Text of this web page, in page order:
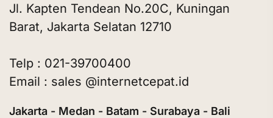
Jl. Kapten Tendean No.20C, Kuningan
Barat, Jakarta Selatan 12710
Telp : 021-39700400
Email : sales @internetcepat.id
Jakarta - Medan - Batam - Surabaya - Bali